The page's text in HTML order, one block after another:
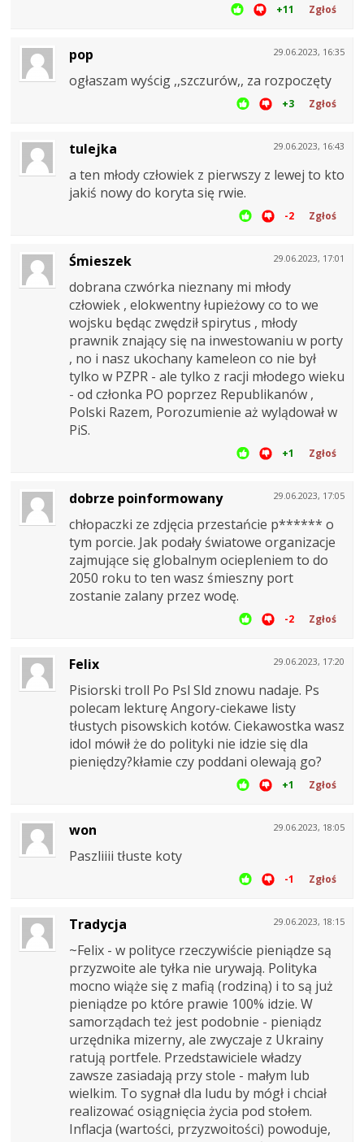
+11 Zgłoś
29.06.2023, 16:35
pop
ogłaszam wyścig ,,szczurów,, za rozpoczęty
+3 Zgłoś
29.06.2023, 16:43
tulejka
a ten młody człowiek z pierwszy z lewej to kto
jakiś nowy do koryta się rwie.
-2 Zgłoś
29.06.2023, 17:01
Śmieszek
dobrana czwórka nieznany mi młody
człowiek , elokwentny łupieżowy co to we
wojsku będąc zwędził spirytus , młody
prawnik znający się na inwestowaniu w porty
, no i nasz ukochany kameleon co nie był
tylko w PZPR - ale tylko z racji młodego wieku
- od członka PO poprzez Republikanów ,
Polski Razem, Porozumienie aż wylądował w
PiS.
+1 Zgłoś
29.06.2023, 17:05
dobrze poinformowany
chłopaczki ze zdjęcia przestańcie p****** o
tym porcie. Jak podały światowe organizacje
zajmujące się globalnym ociepleniem to do
2050 roku to ten wasz śmieszny port
zostanie zalany przez wodę.
-2 Zgłoś
29.06.2023, 17:20
Felix
Pisiorski troll Po Psl Sld znowu nadaje. Ps
polecam lekturę Angory-ciekawe listy
tłustych pisowskich kotów. Ciekawostka wasz
idol mówił że do polityki nie idzie się dla
pieniędzy?kłamie czy poddani olewają go?
+1 Zgłoś
29.06.2023, 18:05
won
Paszliiii tłuste koty
-1 Zgłoś
29.06.2023, 18:15
Tradycja
~Felix - w polityce rzeczywiście pieniądze są
przyzwoite ale tyłka nie urywają. Polityka
mocno wiąże się z mafią (rodziną) i to są już
pieniądze po które prawie 100% idzie. W
samorządach też jest podobnie - pieniądz
urzędnika mizerny, ale zwyczaje z Ukrainy
ratują portfele. Przedstawiciele władzy
zawsze zasiadają przy stole - małym lub
wielkim. To sygnał dla ludu by mógł i chciał
realizować osiągnięcia życia pod stołem.
Inflacja (wartości, przyzwoitości) powoduje,